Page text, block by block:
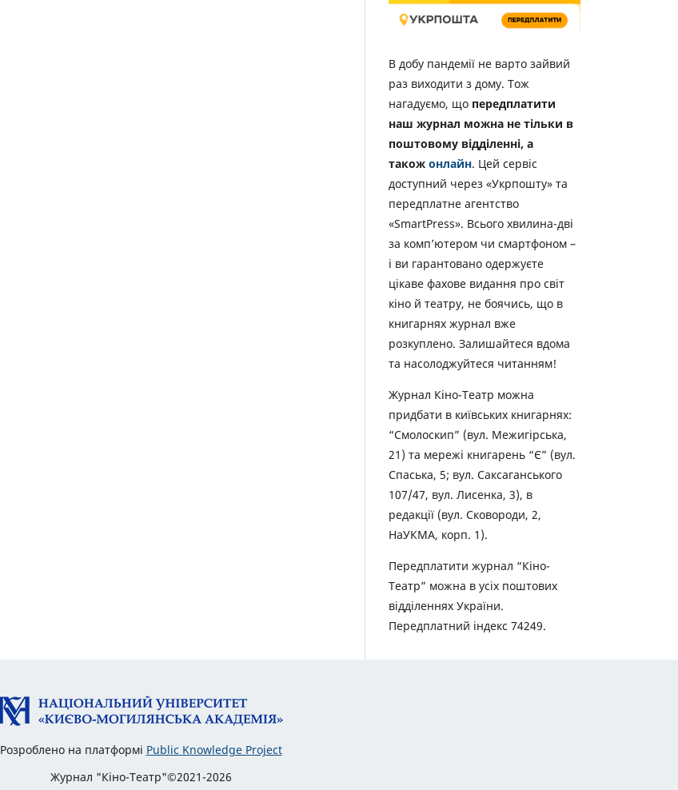
В добу пандемії не варто зайвий
раз виходити з дому. Тож
нагадуємо, що передплатити
наш журнал можна не тільки в
поштовому відділенні, а
також онлайн. Цей сервіс
доступний через «Укрпошту» та
передплатне агентство
«SmartPress». Всього хвилина-дві
за комп’ютером чи смартфоном –
і ви гарантовано одержуєте
цікаве фахове видання про світ
кіно й театру, не боячись, що в
книгарнях журнал вже
розкуплено. Залишайтеся вдома
та насолоджуйтеся читанням!
Журнал Кіно-Театр можна
придбати в київських книгарнях:
“Смолоскип” (вул. Межигірська,
21) та мережі книгарень “Є” (вул.
Спаська, 5; вул. Саксаганського
107/47, вул. Лисенка, 3), в
редакції (вул. Сковороди, 2,
НаУКМА, корп. 1).
Передплатити журнал “Кіно-
Театр” можна в усіх поштових
відділеннях України.
Передплатний індекс 74249.
Розроблено на платформі Public Knowledge Project
Журнал "Кіно-Театр"©2021-2026